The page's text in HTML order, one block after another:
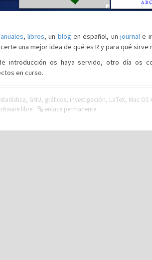
,libros, un blog en español, unjournal e
una mejor idea de qué es R y para qué sirve
introducción os haya servido, otro día os
en curso.
, GNU, gráficos, investigación, LaTeX, Mac OS
libre enlace permanente